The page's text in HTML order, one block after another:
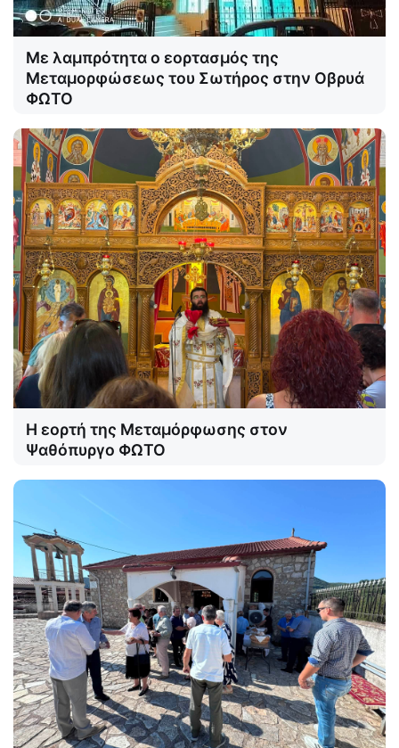
Με λαμπρότητα ο εορτασμός της
Μεταμορφώσεως του Σωτήρος στην Οβρυά
ΦΩΤΟ
Η εορτή της Μεταμόρφωσης στον
Ψαθόπυργο ΦΩΤΟ